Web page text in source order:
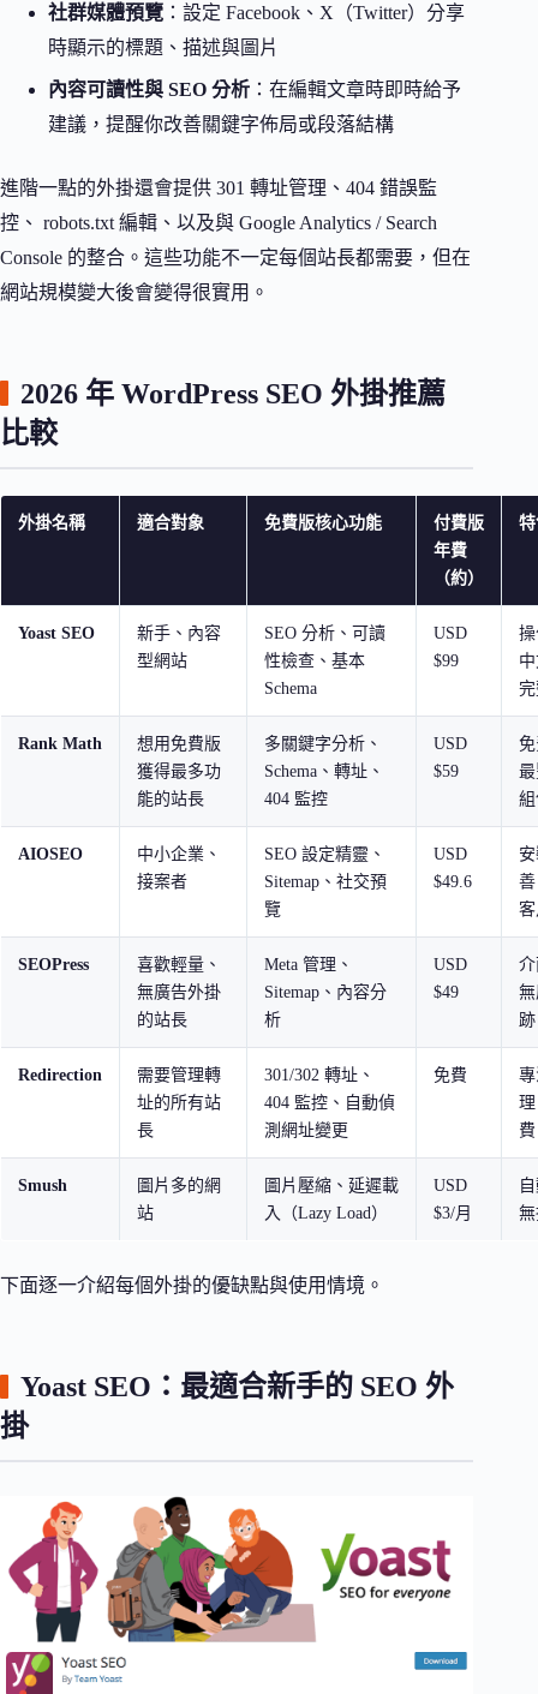
社群媒體預覽 ：設定 Facebook、X（Twitter）分享
時顯示的標題、描述與圖片
內容可讀性與 SEO 分析 ：在編輯文章時即時給予
建議，提醒你改善關鍵字佈局或段落結構
進階一點的外掛還會提供 301 轉址管理、404 錯誤監
控、 robots.txt 編輯、以及與 Google Analytics / Search
Console 的整合。這些功能不一定每個站長都需要，但在
網站規模變大後會變得很實用。
2026 年 WordPress SEO 外掛推薦
比較
外掛名稱 適合對象 免費版核心功能
付費版
年費
（約）
Yoast SEO
新手、內容
型網站
SEO 分析、可讀
性檢查、基本
Schema
USD
$99
Rank Math
想用免費版
獲得最多功
能的站長
多關鍵字分析、
Schema、轉址、
404 監控
USD
$59
AIOSEO
中小企業、
接案者
SEO 設定精靈、
Sitemap、社交預
覽
USD
$49.6
SEOPress
喜歡輕量、
無廣告外掛
的站長
Meta 管理、
Sitemap、內容分
析
USD
$49
跡
Redirection
需要管理轉
址的所有站
長
301/302 轉址、
404 監控、自動偵
測網址變更
免費
費
Smush
圖片多的網
站
圖片壓縮、延遲載
入（Lazy Load）
USD
$3/月
下面逐一介紹每個外掛的優缺點與使用情境。
Yoast SEO：最適合新手的 SEO 外
掛